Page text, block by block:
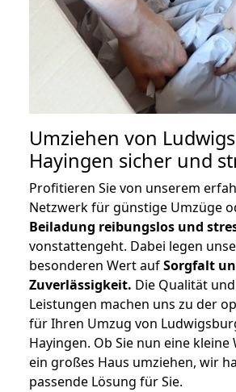
Umziehen von
Hayingen sicher und
Profitieren Sie von unserem
Netzwerk für günstige Umzüge
Beiladung reibungslos und
vonstattengeht. Dabei legen
besonderen Wert aufSorgfalt
Zuverlässigkeit. Die Qualität
Leistungen machen uns zu der
für Ihren Umzug von
Hayingen. Ob Sie nun eine
ein großes Haus umziehen, wir
passende Lösung für Sie.